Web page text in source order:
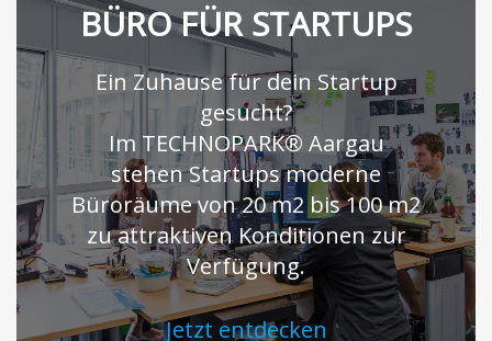
BÜRO FÜR STARTUPS
Ein Zuhause für dein Startup
gesucht?
Im TECHNOPARK® Aargau
stehen Startups moderne
Büroräume von 20 m2 bis 100 m2
zu attraktiven Konditionen zur
Verfügung.
Jetzt entdecken